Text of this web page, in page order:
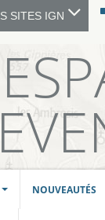
SITES IGN
NOUVEAUTÉS